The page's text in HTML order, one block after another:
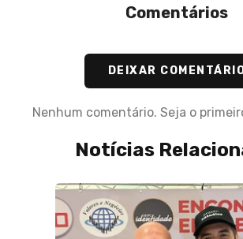
Comentários
DEIXAR
Nenhum comentário. Seja o
Notícias